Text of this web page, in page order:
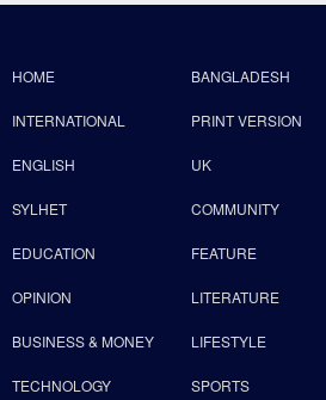
HOME BANGLADESH
INTERNATIONAL PRINT VERSION
ENGLISH UK
SYLHET COMMUNITY
EDUCATION FEATURE
OPINION LITERATURE
BUSINESS & MONEY LIFESTYLE
TECHNOLOGY SPORTS